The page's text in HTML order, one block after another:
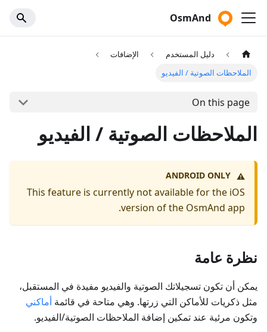
OsmAnd
دليل المستخدم
الإضافات
الملاحظات الصوتية / الفيديو
On this page
الملاحظات الصوتية / الفيديو
⚠️
ANDROID ONLY
This feature is currently not available for the iOS
version of the OsmAnd app.
نظرة عامة
يمكن أن تكون تسجيلاتك الصوتية والفيديو مفيدة في المستقبل،
مثل ذكريات للأماكن التي زرتها. وهي متاحة في قائمة أماكني
وتكون مرئية عند تمكين إضافة الملاحظات الصوتية/الفيديو.